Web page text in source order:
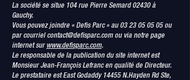
La société se situe 104 rue Pierre Semard 02430 à
Gauchy.
Vous pouvez joindre « Defis Parc » au 03 23 05 05 05 ou
par courriel contact@defisparc.comou via notre page
internet sur www.defisparc.com.
Le responsable de la publication du site internet est
Monsieur Jean-François Lefranc en qualité de Directeur.
Le prestataire est East Godaddy 14455 N.Hayden Rd Ste,